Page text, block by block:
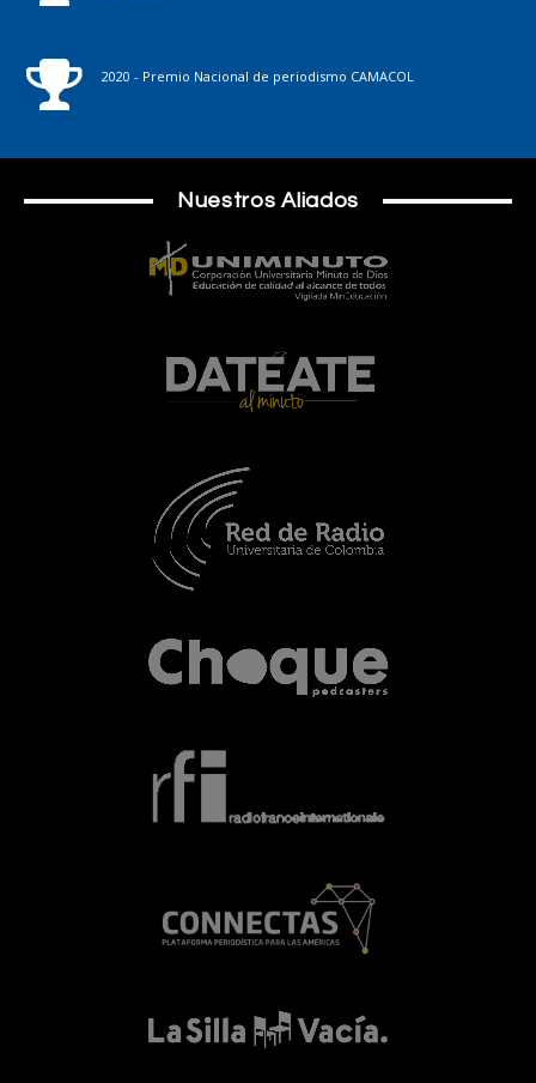
2020 - Premio Nacional de periodismo CAMACOL
Nuestros Aliados